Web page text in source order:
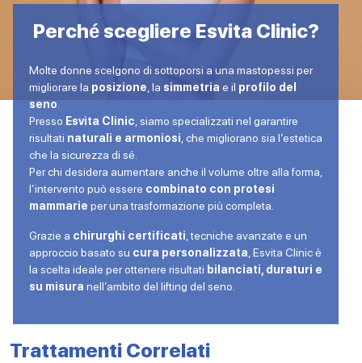
Perché scegliere Esvita Clinic?
Molte donne scelgono di sottoporsi a una mastopessi per
migliorare la posizione , la simmetria e il profilo del
seno
Presso Esvita Clinic , siamo specializzati nel garantire
risultati naturali e armoniosi , che migliorano sia l’estetica
che la sicurezza di sé.
Per chi desidera aumentare anche il volume oltre alla forma,
l’intervento può essere combinato con protesi
mammarie per una trasformazione più completa.
Grazie a chirurghi certificati , tecniche avanzate e un
approccio basato su cura personalizzata , Esvita Clinic è
la scelta ideale per ottenere risultati bilanciati, duraturi e
su misura nell’ambito del lifting del seno.
Trattamenti Correlati